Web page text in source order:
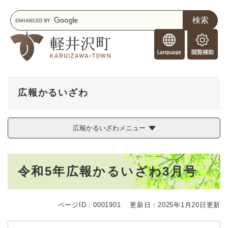
g
n
e
s
閲
覧
キ
ー
ワ
広報かるいざわ
広報かるいざわメニュー
令和5年広報かるいざわ3月号
ページID：0001901 更新日：2025年1月20日更新